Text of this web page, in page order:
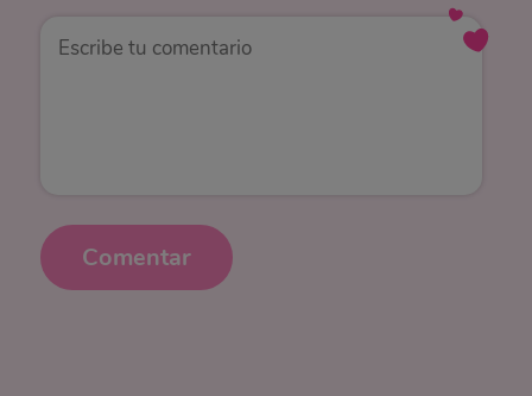
Comentar